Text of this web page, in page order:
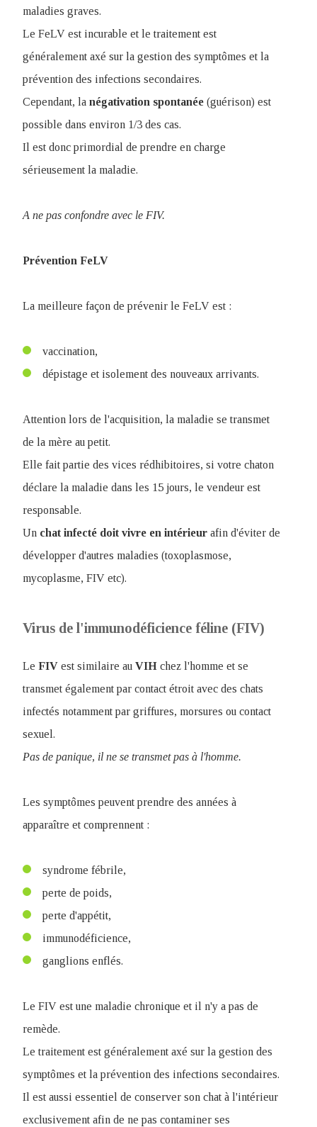
maladies graves.
Le FeLV est incurable et le traitement est
généralement axé sur la gestion des symptômes et la
prévention des infections secondaires.
Cependant, la négativation spontanée (guérison) est
possible dans environ 1/3 des cas.
Il est donc primordial de prendre en charge
sérieusement la maladie.
A ne pas confondre avec le FIV.
Prévention FeLV
La meilleure façon de prévenir le FeLV est :
vaccination,
dépistage et isolement des nouveaux arrivants.
Attention lors de l'acquisition, la maladie se transmet
de la mère au petit.
Elle fait partie des vices rédhibitoires, si votre chaton
déclare la maladie dans les 15 jours, le vendeur est
responsable.
Un chat infecté doit vivre en intérieur afin d'éviter de
développer d'autres maladies (toxoplasmose,
mycoplasme, FIV etc).
Virus de l'immunodéficience féline (FIV)
Le FIV est similaire au VIH chez l'homme et se
transmet également par contact étroit avec des chats
infectés notamment par griffures, morsures ou contact
sexuel.
Pas de panique, il ne se transmet pas à l'homme.
Les symptômes peuvent prendre des années à
apparaître et comprennent :
syndrome fébrile,
perte de poids,
perte d'appétit,
immunodéficience,
ganglions enflés.
Le FIV est une maladie chronique et il n'y a pas de
remède.
Le traitement est généralement axé sur la gestion des
symptômes et la prévention des infections secondaires.
Il est aussi essentiel de conserver son chat à l'intérieur
exclusivement afin de ne pas contaminer ses